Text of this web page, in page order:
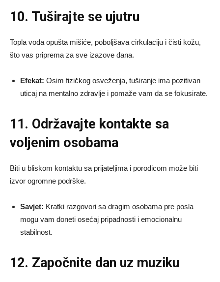
10. Tuširajte se ujutru
Topla voda opušta mišiće, poboljšava cirkulaciju i čisti kožu,
što vas priprema za sve izazove dana.
Efekat: Osim fizičkog osveženja, tuširanje ima pozitivan
uticaj na mentalno zdravlje i pomaže vam da se fokusirate.
11. Održavajte kontakte sa
voljenim osobama
Biti u bliskom kontaktu sa prijateljima i porodicom može biti
izvor ogromne podrške.
Savjet: Kratki razgovori sa dragim osobama pre posla
mogu vam doneti osećaj pripadnosti i emocionalnu
stabilnost.
12. Započnite dan uz muziku